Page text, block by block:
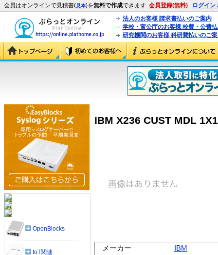
会員はオンラインで見積書(見本)を無料で作成できます 会員登録(無料) ログイン
法人のお客様 請求書払いのご案内
学校・官公庁のお客様 校費・公費
研究機関のお客様 科研費払いのご
IBM X236 CUST MDL
メーカー
IBM
OpenBlocks
IoT関連